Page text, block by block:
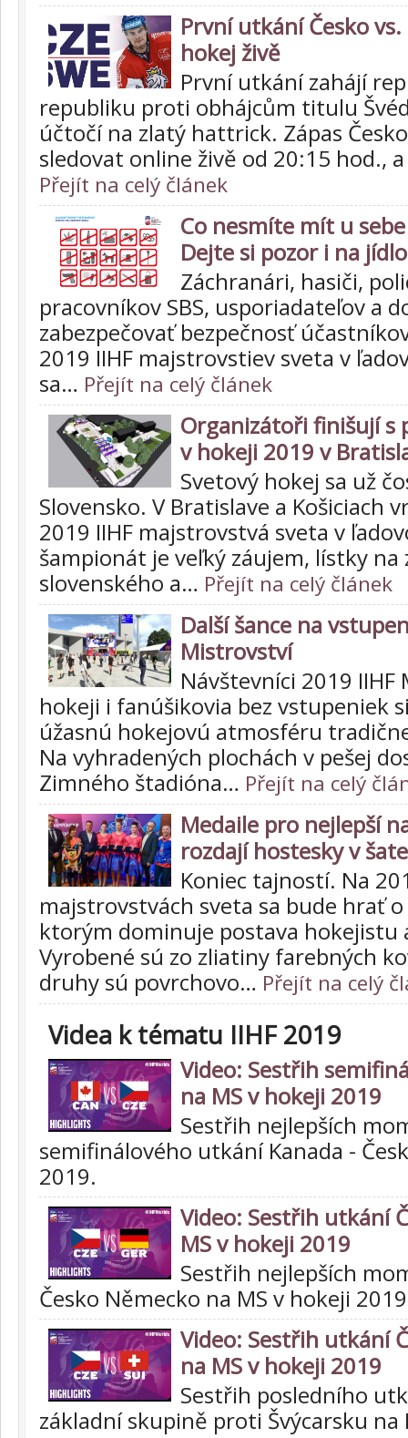
První utkání Česko
hokej živě
První utkání zahájí
republiku proti obhájcům titulu
účtočí na zlatý hattrick. Zápas
sledovat online živě od 20:15 hod.,
Přejít na celý článek
Co nesmíte mít u
Dejte si pozor i na
Záchranári, hasiči,
pracovníkov SBS, usporiadateľov a
zabezpečovať bezpečnosť
2019 IIHF majstrovstiev sveta v
sa… Přejít na celý článek
Organizátoři finišují s
v hokeji 2019 v
Svetový hokej sa už
Slovensko. V Bratislave a Košiciach
2019 IIHF majstrovstvá sveta v
šampionát je veľký záujem, lístky na
slovenského a… Přejít na celý článek
Další šance na
Mistrovství
Návštevníci 2019 IIHF
hokeji i fanúšikovia bez vstupeniek
úžasnú hokejovú atmosféru
Na vyhradených plochách v pešej
Zimného štadióna… Přejít na celý
Medaile pro nejlepší
rozdají hostesky v
Koniec tajností. Na
majstrovstvách sveta sa bude hrať
ktorým dominuje postava hokejistu
Vyrobené sú zo zliatiny farebných
druhy sú povrchovo… Přejít na celý
Videa k tématu IIHF 2019
Video: Sestřih
na MS v hokeji 2019
Sestřih nejlepších
semifinálového utkání Kanada -
2019.
Video: Sestřih utkání
MS v hokeji 2019
Sestřih nejlepších
Česko Německo na MS v hokeji
Video: Sestřih utkání
na MS v hokeji 2019
Sestřih posledního
základní skupině proti Švýcarsku na